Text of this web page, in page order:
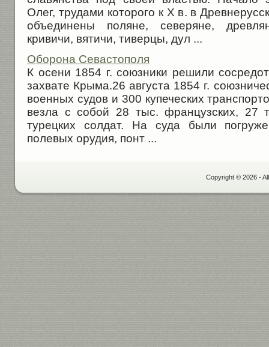
Олег, трудами которого к Х в. в
объединены поляне, северяне,
кривичи, вятичи, тиверцы, дул ...
Оборона Севастополя
К осени 1854 г. союзники решили
захвате Крыма.26 августа 1854 г.
военных судов и 300 купеческих
везла с собой 28 тыс. французских, 27
турецких солдат. На суда были
полевых орудия, понт ...
Copyright © 2026 -